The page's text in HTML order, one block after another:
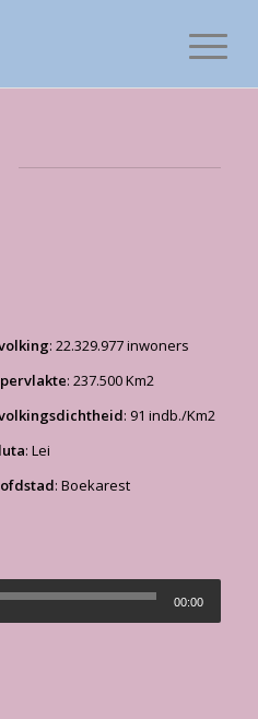
: 22.329.977 inwoners
: 237.500 Km2
: 91 indb./Km2
: Lei
: Boekarest
00:00